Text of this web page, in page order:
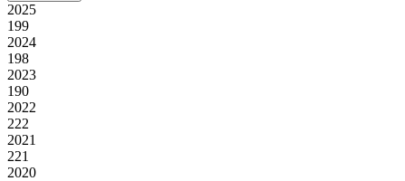
2025
199
2024
198
2023
190
2022
222
2021
221
2020